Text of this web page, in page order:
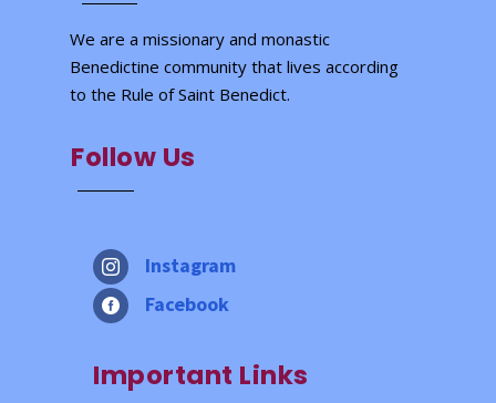
We are a missionary and monastic
Benedictine community that lives according
to the Rule of Saint Benedict.
Follow Us
 Instagram
 Facebook
Important Links